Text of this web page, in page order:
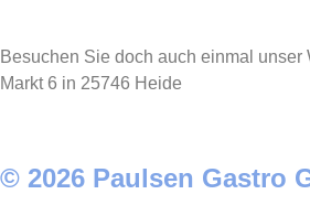
Besuchen Sie doch auch einmal
Markt 6 in 25746 Heide
© 2026 Paulsen Gastro